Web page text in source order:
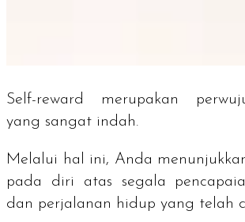
Self-reward merupakan
yang sangat indah.
Melalui hal ini, Anda
pada diri atas segala
dan perjalanan hidup yang telah